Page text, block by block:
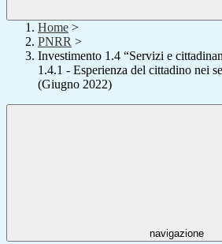
Home >
PNRR >
Investimento 1.4 “Servizi e
1.4.1 - Esperienza del cittadino nei
(Giugno 2022)
navigazione